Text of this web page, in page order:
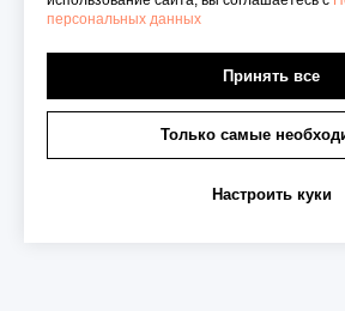
персональных данных
Принять все
Только самые
Настроить куки